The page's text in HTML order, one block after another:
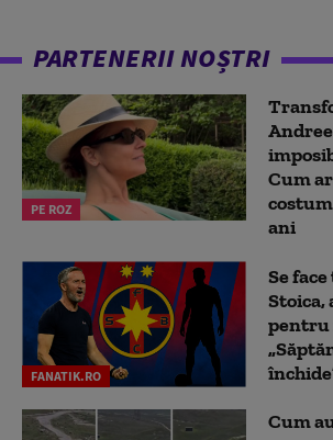
PARTENERII NOȘTRI
PE ROZ
Cum
costum
ani
FANATIK.RO
Se
pentru
Cum